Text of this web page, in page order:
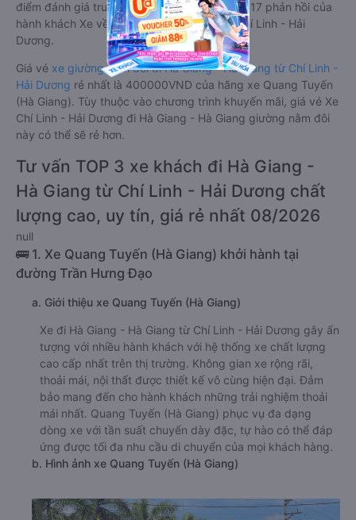
điểm đánh giá trung bình từ 4.0/5 dựa trên 417 phản hồi của
hành khách Xe về Hà Giang - Hà Giang từ Chí Linh - Hải
Dương.
Giá vé xe giường nằm đôi đi Hà Giang - Hà Giang từ Chí Linh -
Hải Dương rẻ nhất là 400000VND của hãng xe Quang Tuyến
(Hà Giang). Tùy thuộc vào chương trình khuyến mãi, giá vé Xe
Chí Linh - Hải Dương đi Hà Giang - Hà Giang giường nằm đôi
này có thể sẽ rẻ hơn.
Tư vấn TOP 3 xe khách đi Hà Giang -
Hà Giang từ Chí Linh - Hải Dương chất
lượng cao, uy tín, giá rẻ nhất 08/2026
null
🚌 1. Xe Quang Tuyến (Hà Giang) khởi hành tại
đường Trần Hưng Đạo
a. Giới thiệu xe Quang Tuyến (Hà Giang)
Xe đi Hà Giang - Hà Giang từ Chí Linh - Hải Dương gây ấn
tượng với nhiều hành khách với hệ thống xe chất lượng
cao cấp nhất trên thị trường. Không gian xe rộng rãi,
thoải mái, nội thất được thiết kế vô cùng hiện đại. Đảm
bảo mang đến cho hành khách những trải nghiệm thoải
mái nhất. Quang Tuyến (Hà Giang) phục vụ đa dạng
dòng xe với tần suất chuyến dày đặc, tự hào có thể đáp
ứng được tối đa nhu cầu di chuyển của mọi khách hàng.
b. Hình ảnh xe Quang Tuyến (Hà Giang)